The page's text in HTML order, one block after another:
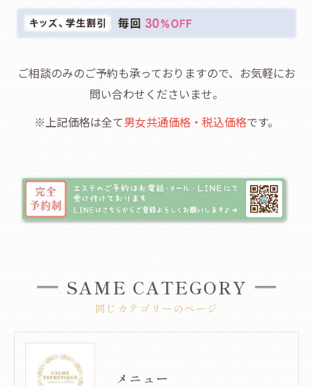
ご相談のみのご予約も承っておりますので、お気軽にお
問い合わせくださいませ。
※上記価格は全て男女共通価格・税込価格です。
同じカテゴリーのページ
SAME CATEGORY
メニュー